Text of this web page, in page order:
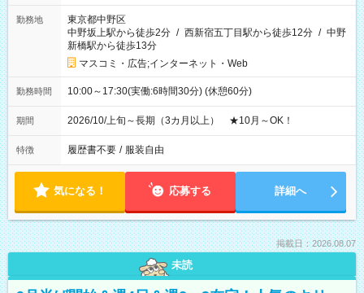
勤務地
東京都中野区
中野坂上駅から徒歩2分 / 西新宿五丁目駅から徒歩12分 / 中野
新橋駅から徒歩13分
マスコミ・広告;インターネット・Web
勤務時間 10:00～17:30(実働:6時間30分) (休憩60分)
期間 2026/10/上旬～長期（3カ月以上） ★10月～OK！
特徴 履歴書不要 / 服装自由
気になる！ 応募する 詳細へ
掲載日：2026.08.07
未読